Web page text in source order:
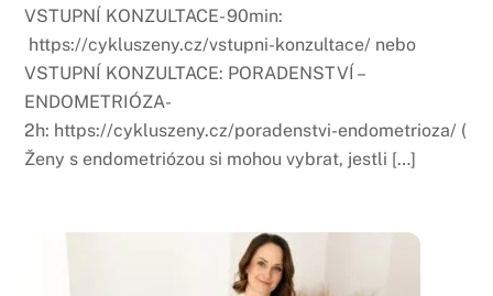
VSTUPNÍ KONZULTACE- 90min:
https://cykluszeny.cz/vstupni-konzultace/ nebo
VSTUPNÍ KONZULTACE: PORADENSTVÍ –
ENDOMETRIÓZA-
2h: https://cykluszeny.cz/poradenstvi-endometrioza/ (
Ženy s endometriózou si mohou vybrat, jestli […]